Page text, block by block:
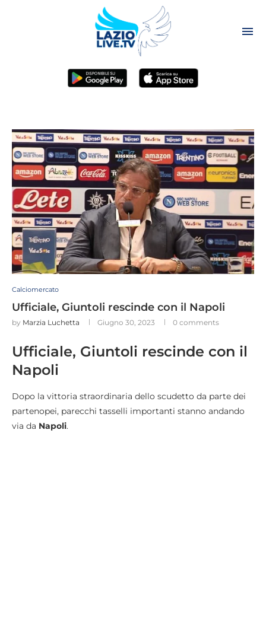
Calciomercato
Ufficiale, Giuntoli rescinde con il Napoli
by Marzia Luchetta Giugno 30, 2023 0 comments
Ufficiale, Giuntoli rescinde con il
Napoli
Dopo la vittoria straordinaria dello scudetto da parte dei
partenopei, parecchi tasselli importanti stanno andando
via da Napoli.